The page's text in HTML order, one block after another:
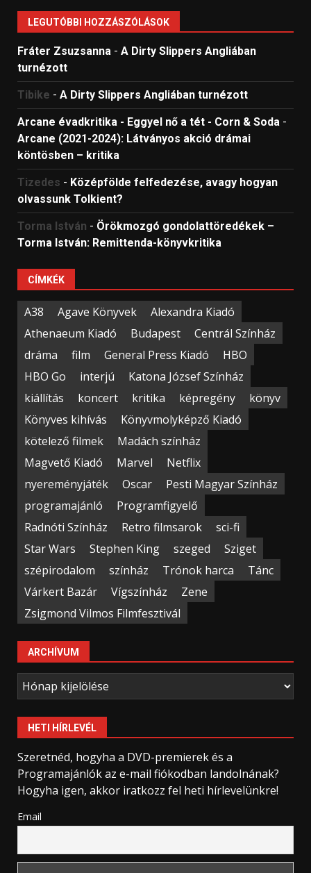
LEGUTÓBBI HOZZÁSZÓLÁSOK
Fráter Zsuzsanna - A Dirty Slippers Angliában
turnézott
Tibike - A Dirty Slippers Angliában turnézott
Arcane évadkritika - Eggyel nő a tét - Corn & Soda -
Arcane (2021-2024): Látványos akció drámai
köntösben – kritika
Tizedes - Középfölde felfedezése, avagy hogyan
olvassunk Tolkient?
Torma István - Örökmozgó gondolattöredékek –
Torma István: Remittenda-könyvkritika
CÍMKÉK
A38 Agave Könyvek
Alexandra Kiadó
Athenaeum Kiadó
Budapest
Centrál Színház
dráma
film General Press Kiadó
HBO
HBO Go
interjú
Katona József Színház
kiállítás
koncert kritika képregény
könyv
Könyves kihívás
Könyvmolyképző Kiadó
kötelező filmek
Madách színház
Magvető Kiadó
Marvel
Netflix
nyereményjáték
Oscar
Pesti Magyar Színház
programajánló
Programfigyelő
Radnóti Színház
Retro filmsarok
sci-fi
Star Wars
Stephen King szeged
Sziget
szépirodalom
színház Trónok harca
Tánc
Várkert Bazár
Vígszínház
Zene
Zsigmond Vilmos Filmfesztivál
ARCHÍVUM
Archívum
HETI HÍRLEVÉL
Szeretnéd, hogyha a DVD-premierek és a
Programajánlók az e-mail fiókodban landolnának?
Hogyha igen, akkor iratkozz fel heti hírlevelünkre!
Email